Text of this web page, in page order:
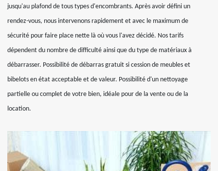
jusqu'au plafond de tous types d'encombrants. Après avoir défini un
rendez-vous, nous intervenons rapidement et avec le maximum de
sécurité pour faire place nette là où vous l'avez décidé. Nos tarifs
dépendent du nombre de difficulté ainsi que du type de matériaux à
débarrasser. Possibilité de débarras gratuit si cession de meubles et
bibelots en état acceptable et de valeur. Possibilité d'un nettoyage
partielle ou complet de votre bien, idéale pour de la vente ou de la
location.